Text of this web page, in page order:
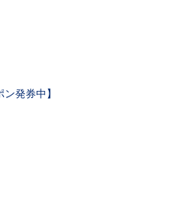
発券中】